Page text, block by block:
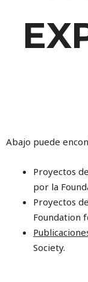
Abajo puede
Proyectos de
por la
Proyectos de
Foundation
Society.